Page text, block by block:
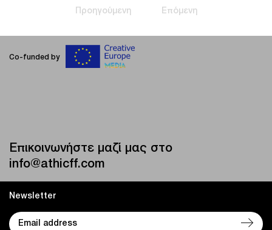
Προηγούμενη Επόμενη
Co-funded by
Επικοινωνήστε μαζί μας στο
info@athicff.com
Newsletter